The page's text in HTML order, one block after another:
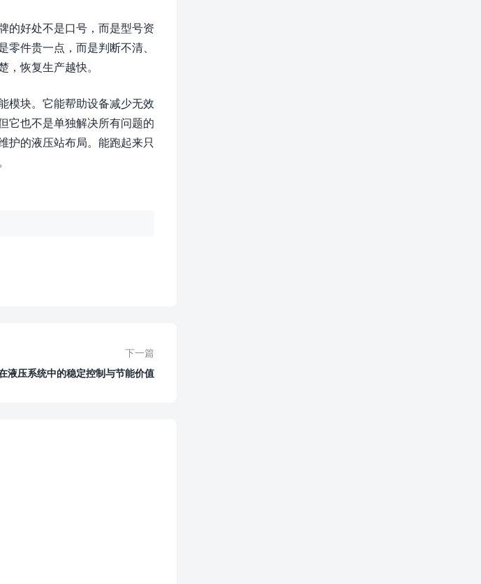
的好处不是口号，而是型号资
件贵一点，而是判断不清、
恢复生产越快。
模块。它能帮助设备减少无效
它也不是单独解决所有问题的
护的液压站布局。能跑起来只
下一篇
液压系统中的稳定控制与节能价值